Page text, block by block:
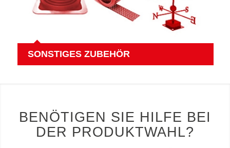
SONSTIGES ZUBEHÖR
BENÖTIGEN SIE HILFE BEI
DER PRODUKTWAHL?